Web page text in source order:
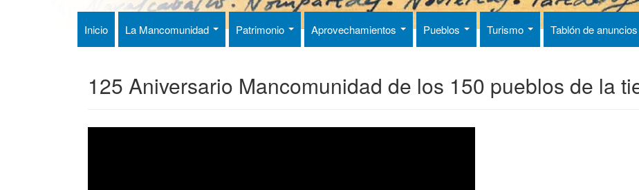
Inicio La Mancomunidad Patrimonio Aprovechamientos Pueblos Turismo Tablón de anuncios
125 Aniversario Mancomunidad de los 150 pueblos de la